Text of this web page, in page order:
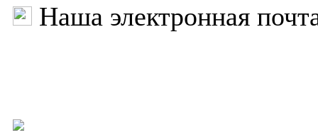
Наша электронная